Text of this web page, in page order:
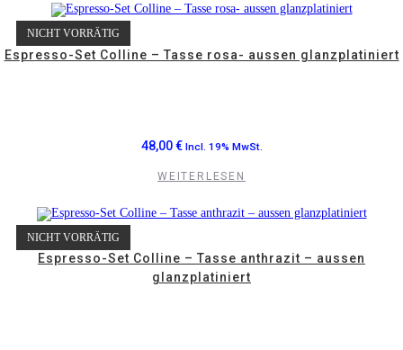
NICHT VORRÄTIG
Espresso-Set Colline – Tasse rosa- aussen glanzplatiniert
48,00€ Incl. 19% MwSt.
WEITERLESEN
NICHT VORRÄTIG
Espresso-Set Colline – Tasse anthrazit – aussen
glanzplatiniert